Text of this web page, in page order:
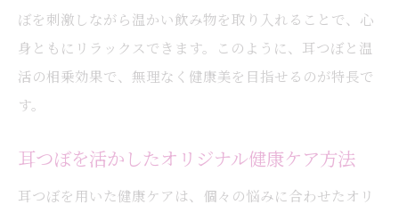
ぼを刺激しながら温かい飲み物を取り入れることで、心
身ともにリラックスできます。このように、耳つぼと温
活の相乗効果で、無理なく健康美を目指せるのが特長で
す。
耳つぼを活かしたオリジナル健康ケア方法
耳つぼを用いた健康ケアは、個々の悩みに合わせたオリ